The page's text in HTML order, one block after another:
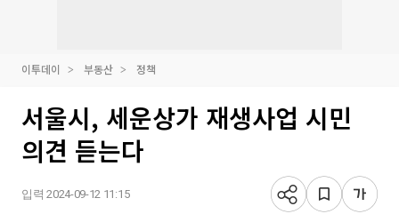
이투데이 부동산 정책
서울시, 세운상가 재생사업 시민
의견 듣는다
입력 2024-09-12 11:15